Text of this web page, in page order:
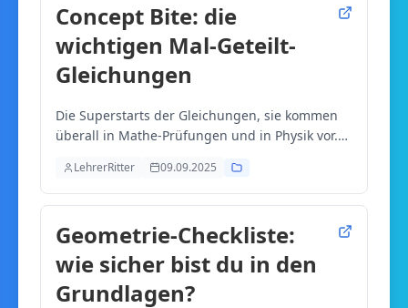
Concept Bite: die
wichtigen Mal-Geteilt-
Gleichungen
Die Superstarts der Gleichungen, sie kommen
überall in Mathe-Prüfungen und in Physik vor.
LehrerRitter 09.09.2025
Geometrie-Checkliste:
wie sicher bist du in den
Grundlagen?